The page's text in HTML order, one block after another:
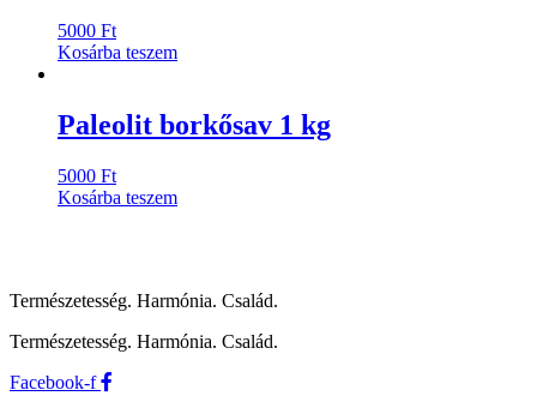
5000 Ft
Kosárba teszem
Paleolit borkősav 1 kg
5000 Ft
Kosárba teszem
Természetesség. Harmónia. Család.
Természetesség. Harmónia. Család.
Facebook-f